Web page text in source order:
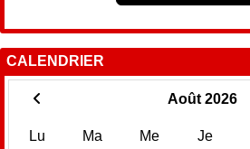
CALENDRIER
Août 2026
Lu Ma Me Je